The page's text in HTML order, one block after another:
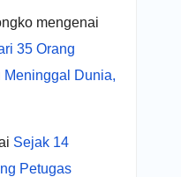
mengenai
35 Orang
Meninggal Dunia,
Sejak 14
Petugas